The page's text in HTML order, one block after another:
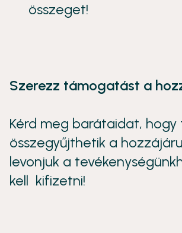
összeget!
Szerezz támogatást a
Kérd meg barátaidat, hogy
összegyűjthetik a
levonjuk a
kell kifizetni!